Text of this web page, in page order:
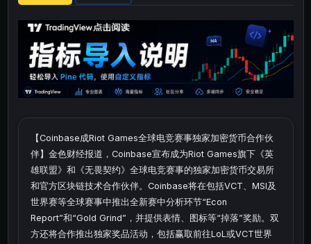
【Coinbase成Riot Games全球电竞赛事独家加密货币合作伙
伴】金色财经报道，Coinbase宣布成为Riot Games旗下《英
雄联盟》和《无畏契约》全球电竞赛事的独家加密货币交易所
和官方区块链技术合作伙伴。Coinbase将在包括VCT、MSI及
世界赛等全球赛事中推出全新赛中分析环节“Econ
Report”和“Gold Grind”，并提供表情、图标等“掉落”奖励。双
方还将合作推出独家奖品活动，包括赢取前往LoL或VCT世界